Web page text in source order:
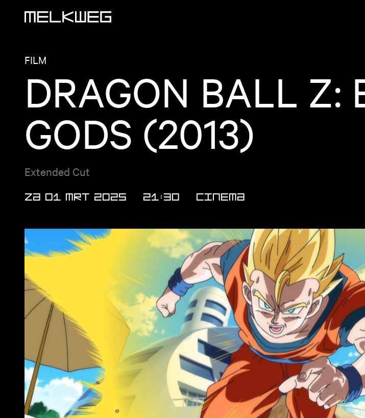
FILM
DRAGON BALL Z:
GODS (2013)
Extended Cut
ZA 01 MRT 2025 21:30 Cinema